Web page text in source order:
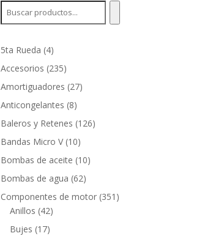
5ta Rueda 44
productos
Accesorios 235235
productos
Amortiguadores 2727
Anticongelantes 88
productos
Baleros y Retenes 126126
Bandas Micro V 1010
productos
Bombas de aceite 1010
Bombas de agua 6262
productos
Componentes de motor 351 351
Anillos 4242
Bujes 1717